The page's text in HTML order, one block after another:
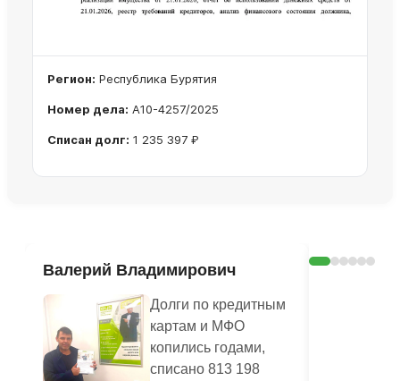
Регион: Республика Бурятия
Номер дела: А10-4257/2025
Списан долг: 1 235 397 ₽
Валерий Владимирович
Долги по кредитным
картам и МФО
копились годами,
списано 813 198